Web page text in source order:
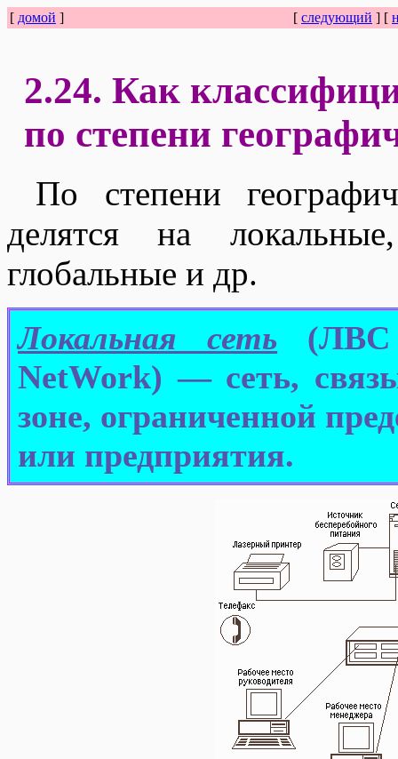
[ домой ] [ следующий ] [
2.24. Как
по степени
По степени
делятся на
глобальные и др.
Локальная сеть (ЛВС
NetWork) — сеть,
зоне, ограниченной
или предприятия.